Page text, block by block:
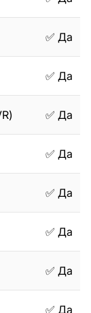
✅ Да
✅ Да
✅ Да
✅ Да
✅ Да
✅ Да
✅ Да
✅ Да